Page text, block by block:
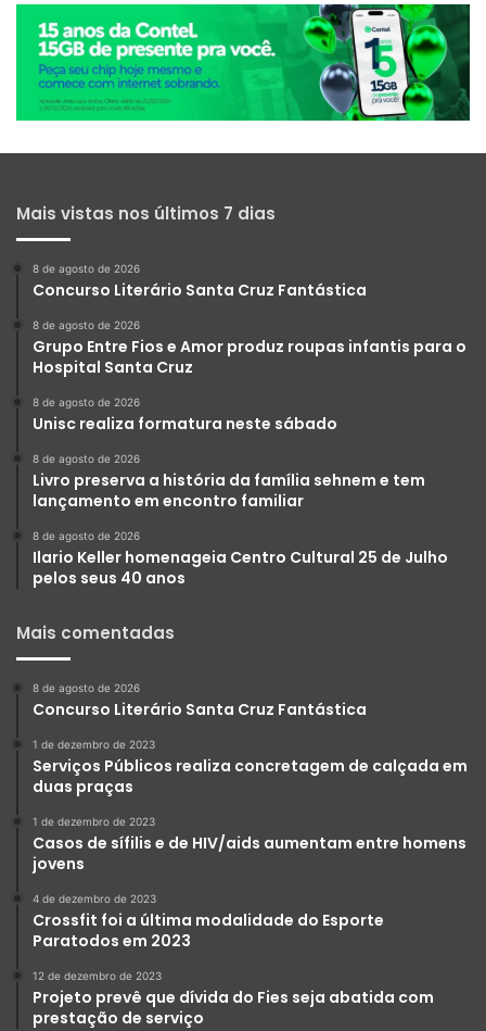
Mais vistas nos últimos 7 dias
8 de agosto de 2026
Concurso Literário Santa Cruz Fantástica
8 de agosto de 2026
Grupo Entre Fios e Amor produz roupas infantis para o
Hospital Santa Cruz
8 de agosto de 2026
Unisc realiza formatura neste sábado
8 de agosto de 2026
Livro preserva a história da família sehnem e tem
lançamento em encontro familiar
8 de agosto de 2026
Ilario Keller homenageia Centro Cultural 25 de Julho
pelos seus 40 anos
Mais comentadas
8 de agosto de 2026
Concurso Literário Santa Cruz Fantástica
1 de dezembro de 2023
Serviços Públicos realiza concretagem de calçada em
duas praças
1 de dezembro de 2023
Casos de sífilis e de HIV/aids aumentam entre homens
jovens
4 de dezembro de 2023
Crossfit foi a última modalidade do Esporte
Paratodos em 2023
12 de dezembro de 2023
Projeto prevê que dívida do Fies seja abatida com
prestação de serviço